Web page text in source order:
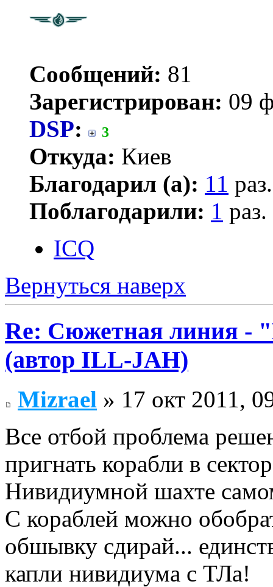
Сообщений: 81
Зарегистрирован: 09
DSP: 3
Откуда: Киев
Благодарил (а): 11 раз.
Поблагодарили: 1 раз.
ICQ
Вернуться наверх
Re: Сюжетная линия -
(автор ILL-JAH)
Mizrael » 17 окт 2011,
Все отбой проблема
пригнать корабли в
Нивидиумной шахте
С кораблей можно
обшывку сдирай...
капли нивидиума с ТЛа!